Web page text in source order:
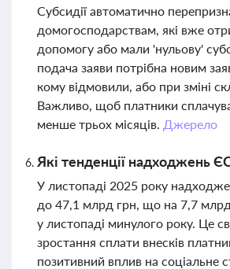
Субсидії автоматично
домогосподарствам, які вже
допомогу або мали 'нульову'
подача заяви потрібна новим
кому відмовили, або при зміні
Важливо, щоб платники
менше трьох місяців. Джерело
Які тенденції надходжень
У листопаді 2025 року
до 47,1 млрд грн, що на 7,7
у листопаді минулого року. Це
зростання сплати внесків
позитивний вплив на соціальне